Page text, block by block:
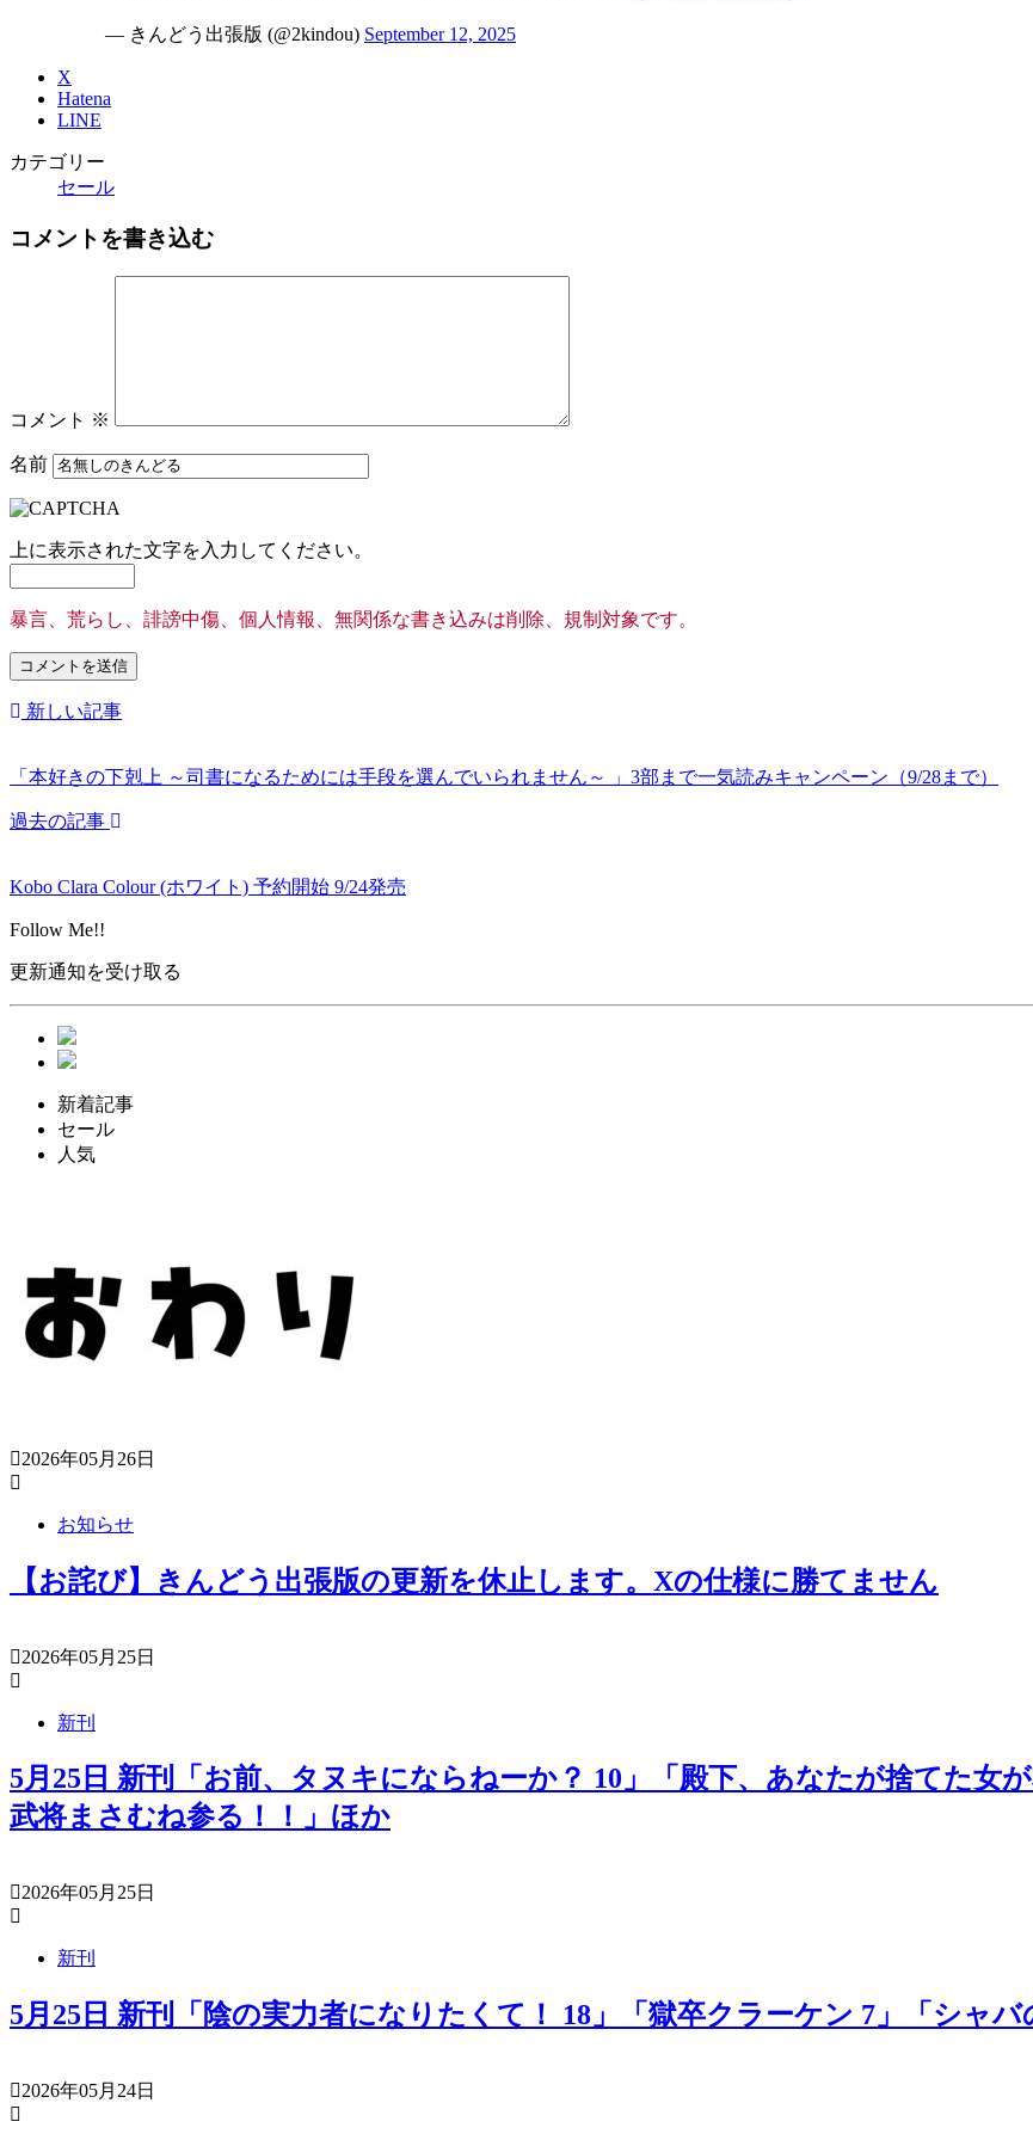
— きんどう出張版 (@2kindou) September 12, 2025
X
Hatena
LINE
カテゴリー
セール
コメントを書き込む
コメント ※
名前
上に表示された文字を入力してください。
暴言、荒らし、誹謗中傷、個人情報、無関係な書き込みは削除、規制対象です。
新しい記事
「本好きの下剋上 ～司書になるためには手段を選んでいられません～ 」3部まで一気読みキャンペーン（9/28まで）
過去の記事
Kobo Clara Colour (ホワイト) 予約開始 9/24発売
Follow Me!!
更新通知を受け取る
新着記事
セール
人気
2026年05月26日
お知らせ
【お詫び】きんどう出張版の更新を休止します。Xの仕様に勝てません
2026年05月25日
新刊
5月25日 新刊「お前、タヌキにならねーか？ 10」「殿下、あなたが捨てた女
武将まさむね参る！！」ほか
2026年05月25日
新刊
5月25日 新刊「陰の実力者になりたくて！ 18」「獄卒クラーケン 7」「シャ
2026年05月24日